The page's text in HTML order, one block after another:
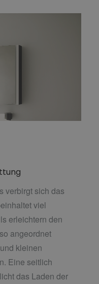
verbirgt sich das
viel
erleichtern den
angeordnet
kleinen
Eine seitlich
das Laden der